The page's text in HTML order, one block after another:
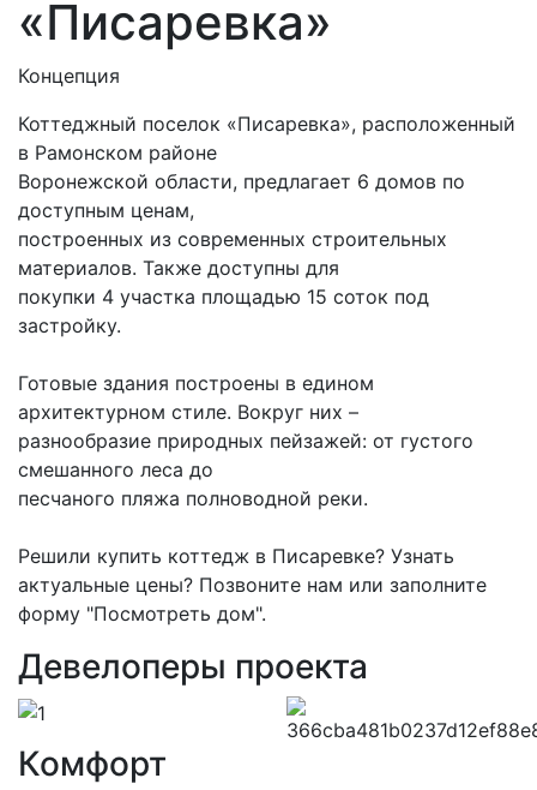
«Писаревка»
Концепция
Коттеджный поселок «Писаревка», расположенный
в Рамонском районе
Воронежской области, предлагает 6 домов по
доступным ценам,
построенных из современных строительных
материалов. Также доступны для
покупки 4 участка площадью 15 соток под
застройку.
Готовые здания построены в едином
архитектурном стиле. Вокруг них –
разнообразие природных пейзажей: от густого
смешанного леса до
песчаного пляжа полноводной реки.
Решили купить коттедж в Писаревке? Узнать
актуальные цены? Позвоните нам или заполните
форму "Посмотреть дом".
Девелоперы проекта
Комфорт